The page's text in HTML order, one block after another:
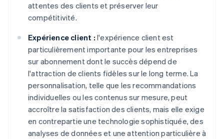
attentes des clients et préserver leur
compétitivité.
Expérience client : l'expérience client est
particulièrement importante pour les entreprises
sur abonnement dont le succès dépend de
l'attraction de clients fidèles sur le long terme. La
personnalisation, telle que les recommandations
individuelles ou les contenus sur mesure, peut
accroître la satisfaction des clients, mais elle exige
en contrepartie une technologie sophistiquée, des
analyses de données et une attention particulière à